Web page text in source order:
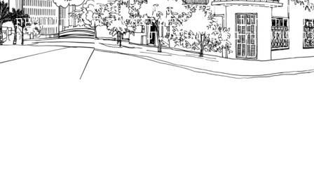
ציבור על פי נהלי עיריית תל אביב-יפו.
הנוסח המחייב הוא זה הקבוע בהוראות הדין הרלוונטיות
כפי שתהיינה בתוקף מעת לעת.